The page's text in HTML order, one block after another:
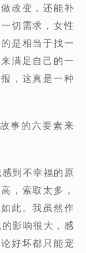
改变，还能补
切需求，女性
是相当于找一
满足自己的一
，这真是一种
事的六要素来
到不幸福的原
，索取太多，
此。我虽然作
影响很大，感
好坏都只能宠